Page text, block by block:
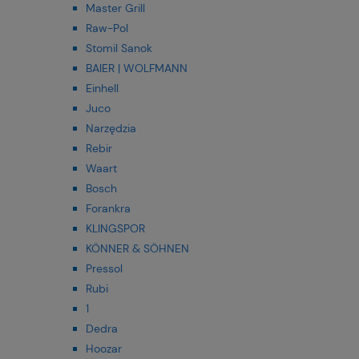
Master Grill
Raw-Pol
Stomil Sanok
BAIER | WOLFMANN
Einhell
Juco
Narzędzia
Rebir
Waart
Bosch
Forankra
KLINGSPOR
KÖNNER & SÖHNEN
Pressol
Rubi
1
Dedra
Hoozar